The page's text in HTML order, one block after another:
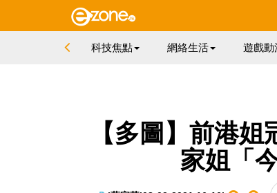
科技焦點 網絡生活 遊戲動
【多圖】前港
家姐「